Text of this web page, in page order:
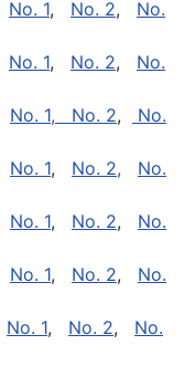
No. 1, No. 2, No.
No. 1, No. 2, No.
No. 1, No. 2,
No.
No. 1, No. 2,
No.
No. 1, No. 2, No.
No. 1, No. 2, No.
No. 1, No. 2, No.